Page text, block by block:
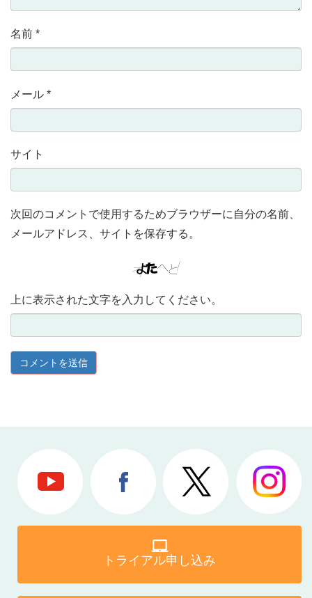
名前 *
メール *
サイト
次回のコメントで使用するためブラウザーに自分の名前、
メールアドレス、サイトを保存する。
上に表示された文字を入力してください。
トライアル申し込み